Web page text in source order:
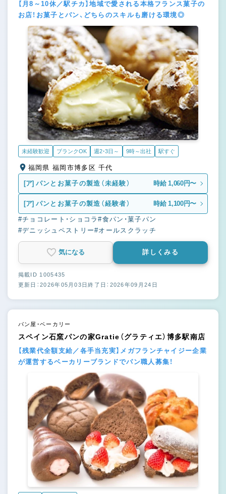
【月8～10休／駅チカ】地域で愛される本格フランス菓子の
お店！お菓子とパン、どちらのスキルも磨ける環境◎
未経験歓迎 ブランクOK 週2・3日～ 9時～出社 駅すぐ
福岡県 福岡市博多区 千代
[ア] パンとお菓子の製造（未経験） 時給 1,060円〜
[ア] パンとお菓子の製造（経験者） 時給 1,100円〜
#チョコレート・ショコラ#食パン・菓子パン
#デニッシュペストリー#オールスクラッチ
気になる 詳しくみる
掲載ID 1005435
更新日：2026年05月03日終了日：2026年09月24日
パン屋・ベーカリー
スペイン石窯パンの家Gratie（グラティエ）博多駅南店
【残業代全額支給／各手当充実】メガフランチャイジー企業
が運営するベーカリーブランドでパン職人募集！